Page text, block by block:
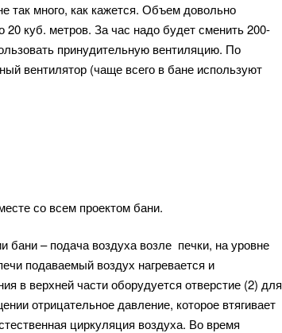
так много, как кажется. Объем довольно
куб. метров. За час надо будет сменить 200-
принудительную вентиляцию. По
вентилятор (чаще всего в бане используют
со всем проектом бани.
бани – подача воздуха возле печки, на уровне
подаваемый воздух нагревается и
в верхней части оборудуется отверстие (2) для
отрицательное давление, которое втягивает
циркуляция воздуха. Во время